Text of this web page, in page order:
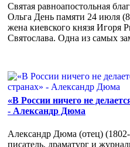
Святая равноапостольная
Ольга День памяти 24 июля
жена киевского князя Игоря
Святослава. Одна из самых
«В России ничего не
- Александр Дюма
Александр Дюма (отец)
писатель, драматург и